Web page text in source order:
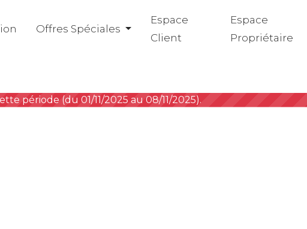
Offres Spéciales
Espace
Client
Espace
Propriétaire
période (du 01/11/2025 au 08/11/2025).